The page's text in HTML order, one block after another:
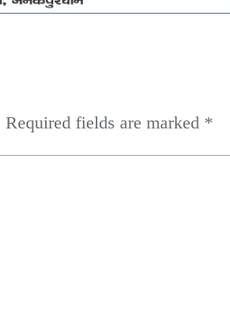
Required fields are marked *